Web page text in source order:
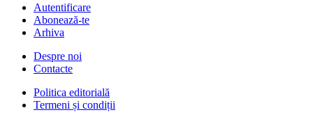
Autentificare
Abonează-te
Arhiva
Despre noi
Contacte
Politica editorială
Termeni și condiții